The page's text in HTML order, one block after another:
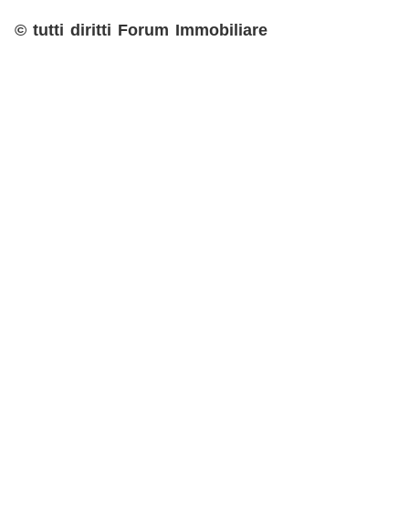
© tutti diritti Forum Immobiliare